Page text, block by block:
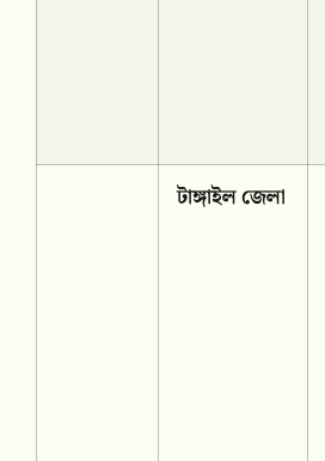
টাঙ্গাইল জেলা